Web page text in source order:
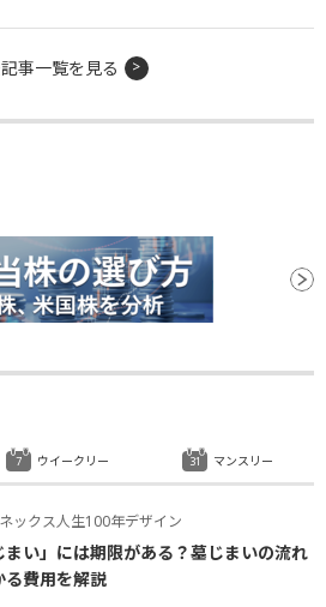
事一覧を見る
ックス人生100年デザイン
まい」には期限がある？墓じまいの流れ
る費用を解説
ウイークリー マンスリー